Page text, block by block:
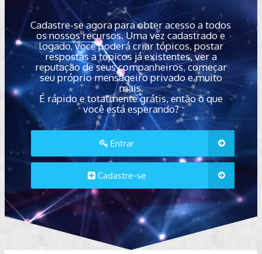
Cadastre-se agora para obter acesso a todos
os nossos recursos. Uma vez cadastrado e
logado, você poderá criar tópicos, postar
respostas a tópicos já existentes, ver a
reputação de seus companheiros, começar
seu próprio mensageiro privado e muito
mais.
É rápido e totalmente grátis, então o que
você está esperando?
Entrar
Cadastre-se